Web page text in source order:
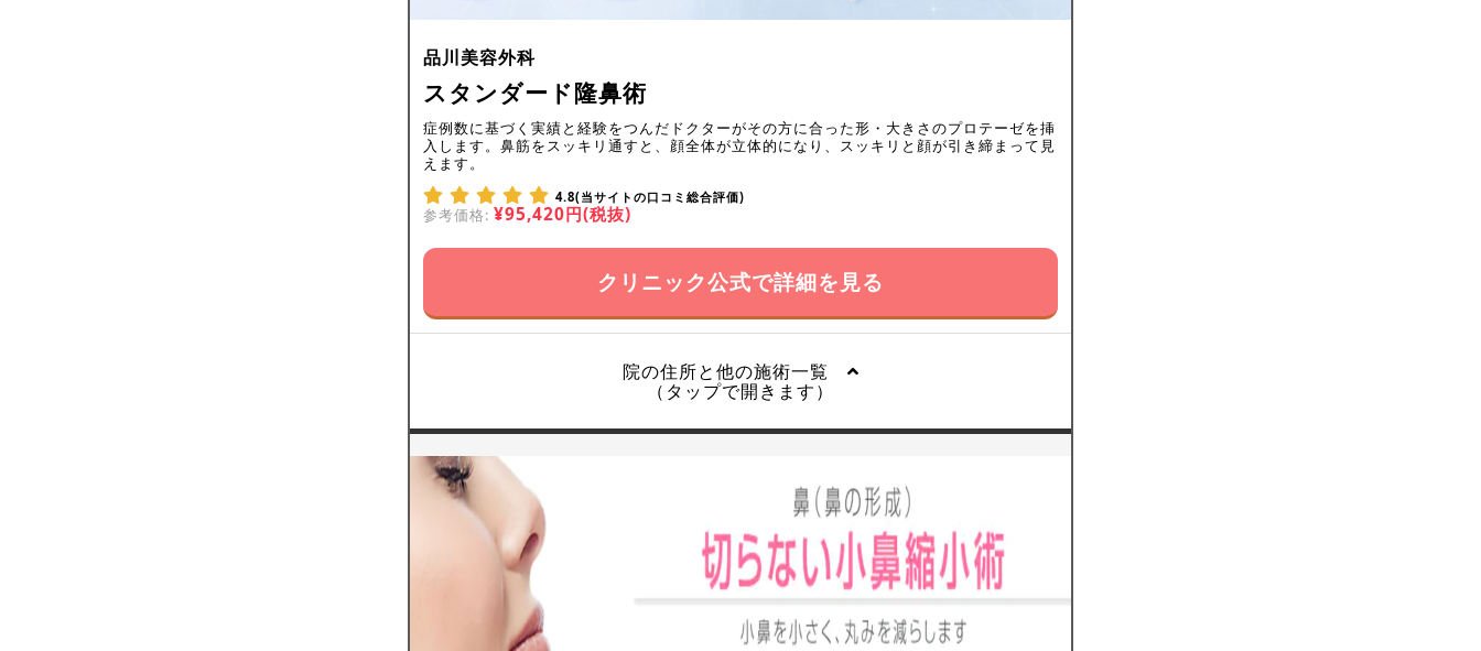
品川美容外科
スタンダード隆鼻術
症例数に基づく実績と経験をつんだドクターがその方に合った形・大きさのプロテーゼを挿
入します。鼻筋をスッキリ通すと、顔全体が立体的になり、スッキリと顔が引き締まって見
えます。
4.8(当サイトの口コミ総合評価)
参考価格: ¥95,420円(税抜)
クリニック公式で詳細を見る
院の住所と他の施術一覧
（タップで開きます）